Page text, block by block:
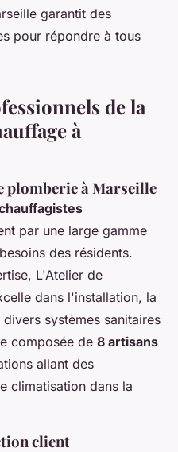
garantit des
pour répondre à tous
de la
à
plomberie à Marseille
par une large gamme
des résidents.
L'Atelier de
dans l'installation, la
systèmes sanitaires
composée de 8 artisans
allant des
climatisation dans la
client